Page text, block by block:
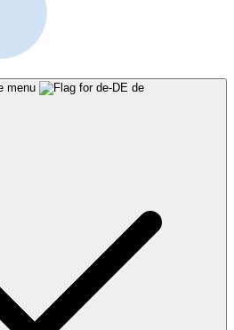
menu de